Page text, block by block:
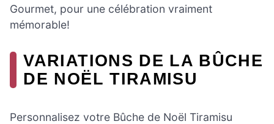
Gourmet, pour une célébration vraiment
mémorable!
VARIATIONS DE LA BÛCHE
DE NOËL TIRAMISU
Personnalisez votre Bûche de Noël Tiramisu